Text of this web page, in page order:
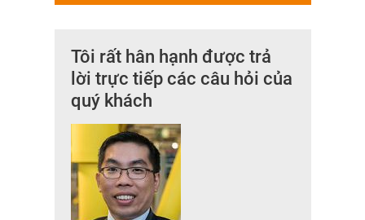
Tôi rất hân hạnh được trả
lời trực tiếp các câu hỏi của
quý khách